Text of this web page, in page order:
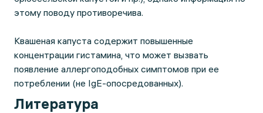
этому поводу противоречива.
Квашеная капуста содержит повышенные
концентрации гистамина, что может вызвать
появление аллергоподобных симптомов при ее
потреблении (не IgE-опосредованных).
Литература